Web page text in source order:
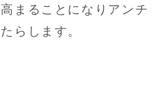
まることになりアンチ
らします。